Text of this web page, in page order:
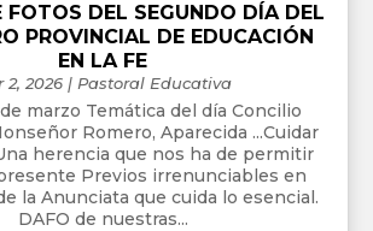
FOTOS DEL SEGUNDO DÍA DEL
PROVINCIAL DE EDUCACIÓN
EN LA FE
2, 2026| Pastoral Educativa
marzo Temática del día Concilio
Romero, Aparecida ...Cuidar
herencia que nos ha de permitir
Previos irrenunciables en
la Anunciata que cuida lo esencial.
DAFO de nuestras...